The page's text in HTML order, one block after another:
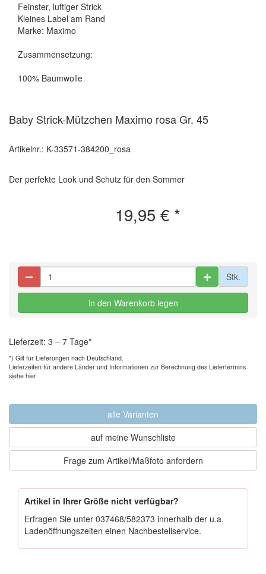
Feinster, luftiger Strick
Kleines Label am Rand
Marke: Maximo
Zusammensetzung:
100% Baumwolle
Baby Strick-Mützchen Maximo rosa Gr. 45
Artikelnr.: K-33571-384200_rosa
Der perfekte Look und Schutz für den Sommer
19,95 € *
Stk.
in den Warenkorb legen
Lieferzeit: 3 – 7 Tage*
*) Gilt für Lieferungen nach Deutschland.
Lieferzeiten für andere Länder und Informationen zur Berechnung des Liefertermins
siehe hier
alle Varianten
auf meine Wunschliste
Frage zum Artikel/Maßfoto anfordern
Artikel in Ihrer Größe nicht verfügbar?
Erfragen Sie unter 037468/582373 innerhalb der u.a.
Ladenöffnungszeiten einen Nachbestellservice.